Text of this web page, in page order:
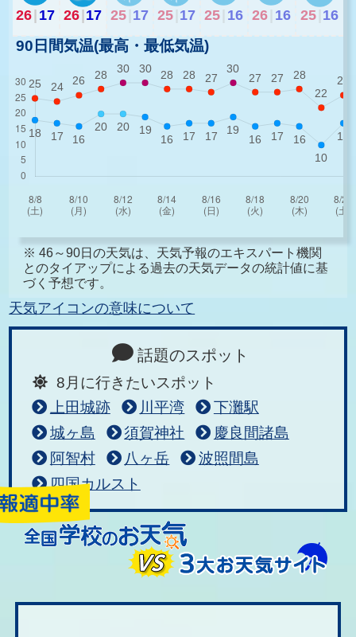
26| 17 26|17 25 17 25 17 25 16 26 16 25 16
90日間気温(最高・最低気温)
※ 46～90日の天気は、天気予報のエキスパート機関
とのタイアップによる過去の天気データの統計値に基
づく予想です。
天気アイコンの意味について
話題のスポット
8月に行きたいスポット
上田城跡
川平湾
下灘駅
城ヶ島
須賀神社
慶良間諸島
阿智村
八ヶ岳
波照間島
四国カルスト